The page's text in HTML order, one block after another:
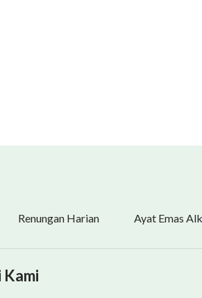
Renungan Harian Ayat Emas
Kami